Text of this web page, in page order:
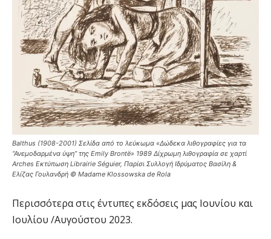
Balthus (1908-2001) Σελίδα από το λεύκωμα «Δώδεκα λιθογραφίες για τα
“Ανεμοδαρμένα ύψη” της Emily Brontë» 1989 Δίχρωμη λιθογραφία σε χαρτί
Arches Eκτύπωση Librairie Séguier, Παρίσι Συλλογή Ιδρύματος Βασίλη &
Ελίζας Γουλανδρή © Madame Klossowska de Rola
Περισσότερα στις έντυπες εκδόσεις μας Ιουνίου και
Ιουλίου /Αυγούστου 2023.